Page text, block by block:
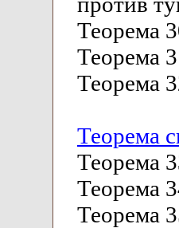
Теорема
Теорема
Теорема
Теорема
Теорема
Теорема
Теорема